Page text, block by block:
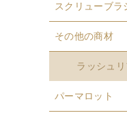
スクリューブラ
その他の商材
ラッシュ
パーマロット